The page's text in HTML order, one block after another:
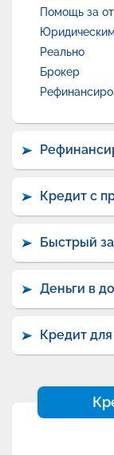
Помощь за
Реально
Брокер
Кредит с
Быстрый
Деньги в
Кредит